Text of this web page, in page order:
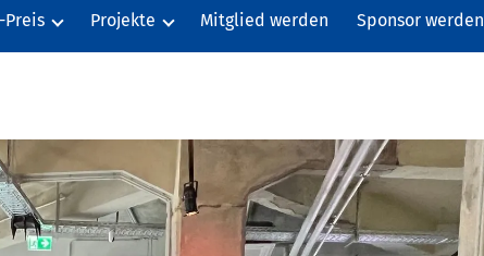
Preis Projekte Mitglied werden Sponsor werden